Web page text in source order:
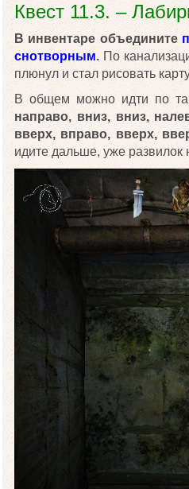
Квест 11.3. –
В инвентаре объедините
снотворным. По
плюнул и стал рисовать
В общем можно идти по
направо, вниз, вниз,
вверх, вправо, вверх,
идите дальше, уже развилок